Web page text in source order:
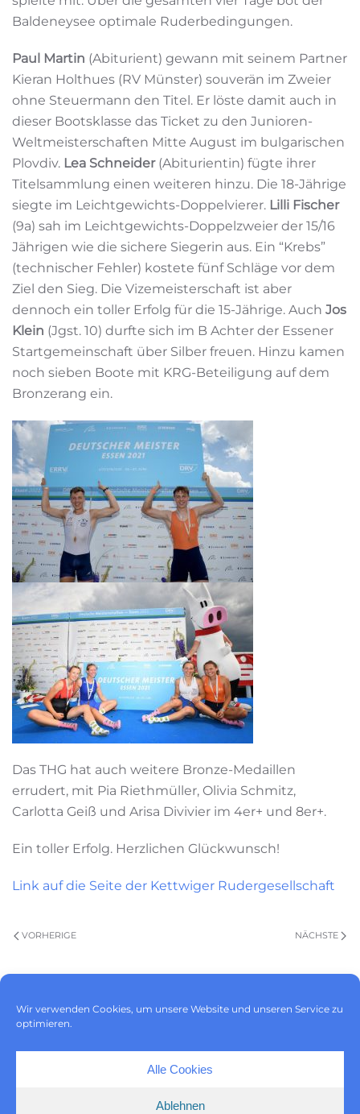
Wir verwenden Cookies, um unsere Website und unseren Service zu
optimieren.
Alle Cookies
Ablehnen
Baldeneysee optimale Ruderbedingungen.
Paul Martin (Abiturient) gewann mit seinem Partner
Kieran Holthues (RV Münster) souverän im Zweier
ohne Steuermann den Titel. Er löste damit auch in
dieser Bootsklasse das Ticket zu den Junioren-
Weltmeisterschaften Mitte August im bulgarischen
Plovdiv. Lea Schneider(Abiturientin) fügte ihrer
Titelsammlung einen weiteren hinzu. Die 18-Jährige
siegte im Leichtgewichts-Doppelvierer. Lilli Fischer
(9a) sah im Leichtgewichts-Doppelzweier der 15/16
Jährigen wie die sichere Siegerin aus. Ein “Krebs”
(technischer Fehler) kostete fünf Schläge vor dem
Ziel den Sieg. Die Vizemeisterschaft ist aber
dennoch ein toller Erfolg für die 15-Jährige. Auch Jos
Klein (Jgst. 10) durfte sich im B Achter der Essener
Startgemeinschaft über Silber freuen. Hinzu kamen
noch sieben Boote mit KRG-Beteiligung auf dem
Bronzerang ein.
Das THG hat auch weitere Bronze-Medaillen
errudert, mit Pia Riethmüller, Olivia Schmitz,
Carlotta Geiß und Arisa Divivier im 4er+ und 8er+.
Ein toller Erfolg. Herzlichen Glückwunsch!
Link auf die Seite der Kettwiger Rudergesellschaft
VORHERIGE NÄCHSTE
Impressum Datenschutz